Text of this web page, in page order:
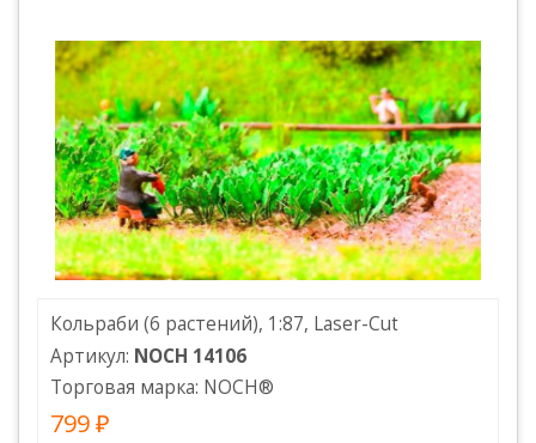
Кольраби (6 растений), 1:87, Laser-Cut
Артикул: NOCH 14106
Торговая марка: NOCH®
799 ₽